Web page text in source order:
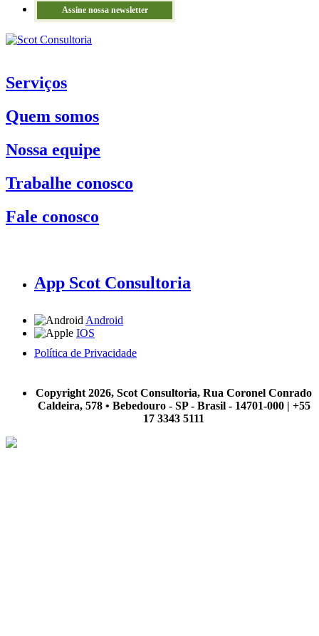
Assine nossa newsletter
Serviços
Quem somos
Nossa equipe
Trabalhe conosco
Fale conosco
App Scot Consultoria
Android
IOS
Política de Privacidade
Copyright 2026, Scot Consultoria, Rua Coronel Conrado
Caldeira, 578 • Bebedouro - SP - Brasil - 14701-000 | +55
17 3343 5111